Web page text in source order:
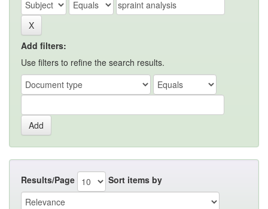
Add filters:
Use filters to refine the search results.
Results/Page Sort items by